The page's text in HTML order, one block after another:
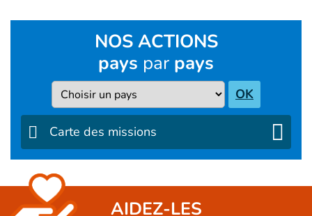
NOS ACTIONS
pays par pays
Pays OK
Carte des missions
AIDEZ-LES